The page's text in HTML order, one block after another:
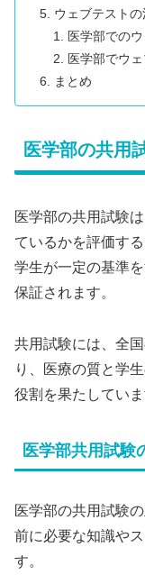
ウェブテスト
医学部での
医学部でウ
まとめ
医学部の共用
医学部の共用試験
ているかを評価す
学生が一定の基準
保証されます。
共用試験には、全
り、医療の質と学
役割を果たしていま
医学部共用試験
医学部の共用試験
前に必要な知識や
す。